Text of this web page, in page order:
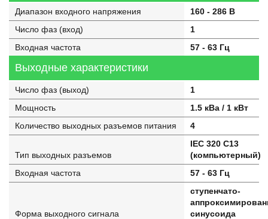
Диапазон входного напряжения
160 - 286 В
Число фаз (вход)
1
Входная частота
57 - 63 Гц
Выходные характеристики
Число фаз (выход)
1
Мощность
1.5 кВа / 1 кВт
Количество выходных разъемов питания
4
Тип выходных разъемов
IEC 320 C13
(компьютерный)
Входная частота
57 - 63 Гц
Форма выходного сигнала
ступенчато-
синусоида